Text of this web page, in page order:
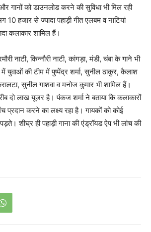
को डाउनलोड करने की सुविधा भी मिल रही
हजार से ज्यादा पहाड़ी गीत एलबम व नाटियां
कलाकार शामिल हैं।
नाटी, किन्नौरी नाटी, कांगड़ा, मंडी, चंबा के गाने भी
युवाओं की टीम में पुष्पेंद्र शर्मा, सुनील ठाकुर, कैलाश
सुनील गाशवा व मनोज कुमार भी शामिल हैं।
दो लाख यूजर है। पंकज शर्मा ने बताया कि कलाकारों
प्रदान करने का लक्ष्य रहा है। गायकों को कोई
शीघ्र ही पहाड़ी गाना की एंड्रॉयड ऐप भी लांच की